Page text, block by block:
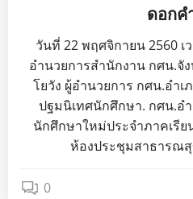
ดอกค
วันที่ 22 พฤศจิกายน 2560
อำนวยการสำนักงาน กศน.จั
โยวัง ผู้อำนวยการ กศน.อำ
ปฐมนิเทศนักศึกษา. กศน.อ
นักศึกษาใหม่ประจำภาคเรี
ห้องประชุมสาธารณ
0